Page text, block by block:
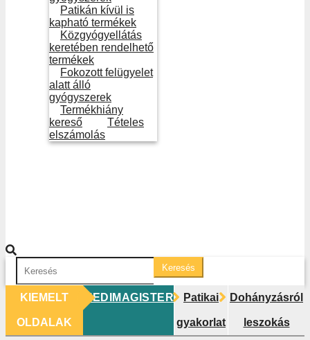
Patikán kívül is
kapható termékek
Közgyógyellátás
keretében rendelhető
termékek
Fokozott felügyelet
alatt álló
gyógyszerek
Termékhiány
kereső
Tételes
elszámolás
Keresés
KIEMELT
OLDALAK
MEDIMAGISTER Patikai
gyakorlat
Dohányzásról
leszokás